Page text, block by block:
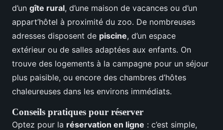
d’un gîte rural, d’une maison de vacances ou d’un
appart’hôtel à proximité du zoo. De nombreuses
adresses disposent de piscine, d’un espace
extérieur ou de salles adaptées aux enfants. On
trouve des logements à la campagne pour un séjour
plus paisible, ou encore des chambres d’hôtes
chaleureuses dans les environs immédiats.
Conseils pratiques pour réserver
Optez pour la réservation en ligne : c’est simple,